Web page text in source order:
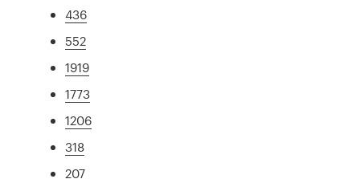
436
552
1919
1773
1206
318
207